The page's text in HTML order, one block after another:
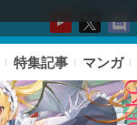
特集記事 マンガ